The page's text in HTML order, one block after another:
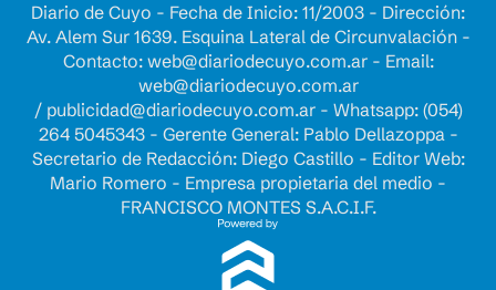
Diario de Cuyo - Fecha de Inicio: 11/2003 - Dirección:
Av. Alem Sur 1639. Esquina Lateral de Circunvalación -
Contacto: web@diariodecuyo.com.ar- Email:
web@diariodecuyo.com.ar
/ publicidad@diariodecuyo.com.ar- Whatsapp: (054)
264 5045343 - Gerente General: Pablo Dellazoppa -
Secretario de Redacción: Diego Castillo - Editor Web:
Mario Romero - Empresa propietaria del medio -
FRANCISCO MONTES S.A.C.I.F.